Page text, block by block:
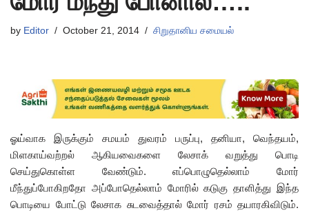
by Editor October 21, 2014 சிறுதானிய சமையல்
ஓய்வாக இருக்கும் சமயம் துவரம் பருப்பு, தனியா, வெந்தயம்,
மிளகாய்வற்றல் ஆகியவைகளை லேசாக் வறுத்து பொடி
செய்துகொள்ள வேண்டும். எப்பொழுதெல்லாம் மோர்
மீந்துப்போகிறதோ அப்போதெல்லாம் மோரில் கடுகு தாளித்து இந்த
பொடியை போட்டு லேசாக சுடவைத்தால் மோர் ரசம் தயாரகிவிடும்.